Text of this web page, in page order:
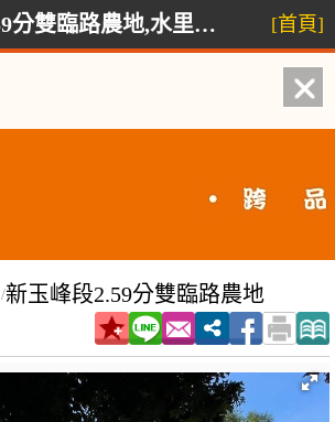
/新玉峰段2.59分雙臨路農地
新玉峰段2.59分雙臨路農地,水里鄉永樂巷 [首頁]